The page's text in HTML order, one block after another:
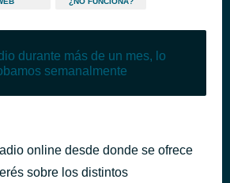
durante más de un mes, lo
semanalmente
online desde donde se ofrece
sobre los distintos